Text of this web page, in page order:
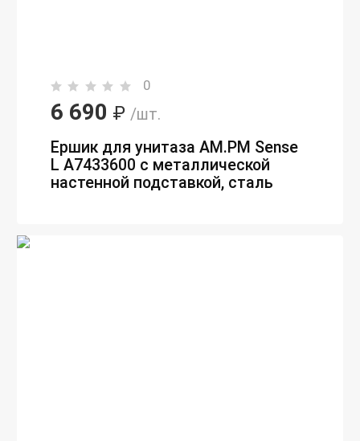
0
6 690 ₽ /шт.
Ершик для унитаза AM.PM Sense
L A7433600 с металлической
настенной подставкой, сталь